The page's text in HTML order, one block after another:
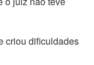
criou dificuldades